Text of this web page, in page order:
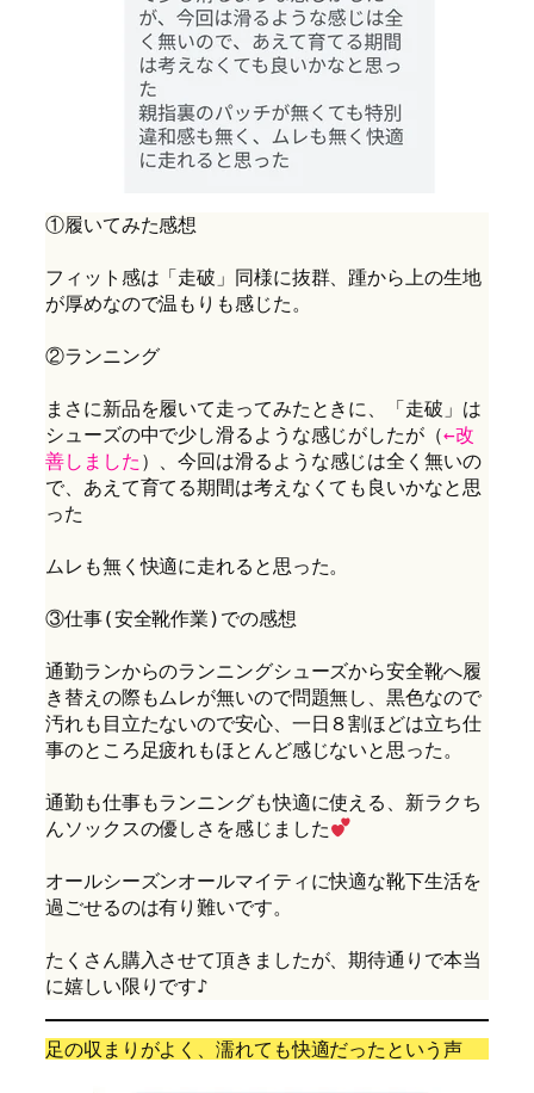
①履いてみた感想
フィット感は「走破」同様に抜群、踵から上の生地
が厚めなので温もりも感じた。
②ランニング
まさに新品を履いて走ってみたときに、「走破」は
シューズの中で少し滑るような感じがしたが（←改
善しました ）、今回は滑るような感じは全く無いの
で、あえて育てる期間は考えなくても良いかなと思
った
ムレも無く快適に走れると思った。
③仕事(安全靴作業)での感想
通勤ランからのランニングシューズから安全靴へ履
き替えの際もムレが無いので問題無し、黒色なので
汚れも目立たないので安心、一日８割ほどは立ち仕
事のところ足疲れもほとんど感じないと思った。
通勤も仕事もランニングも快適に使える、新ラクち
んソックスの優しさを感じました
オールシーズンオールマイティに快適な靴下生活を
過ごせるのは有り難いです。
たくさん購入させて頂きましたが、期待通りで本当
に嬉しい限りです♪
足の収まりがよく、濡れても快適だったという声